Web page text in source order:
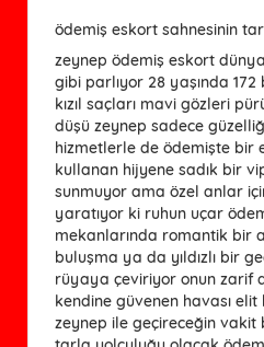
ödemiş eskort sahnesinin
zeynep ödemiş eskort
gibi parlıyor 28 yaşında
kızıl saçları mavi gözleri
düşü zeynep sadece
hizmetlerle de ödemişte bir
kullanan hijyene sadık bir
sunmuyor ama özel anlar
yaratıyor ki ruhun uçar
mekanlarında romantik bir
buluşma ya da yıldızlı bir
rüyaya çeviriyor onun zarif
kendine güvenen havası
zeynep ile geçireceğin